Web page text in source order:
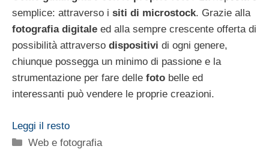
semplice: attraverso i siti di microstock. Grazie alla
fotografia digitale ed alla sempre crescente offerta di
possibilità attraverso dispositivi di ogni genere,
chiunque possegga un minimo di passione e la
strumentazione per fare delle foto belle ed
interessanti può vendere le proprie creazioni.
Leggi il resto
Categorie
Web e fotografia